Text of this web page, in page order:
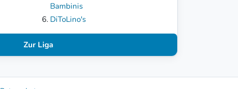
Bambinis
DiToLino's
Zur Liga